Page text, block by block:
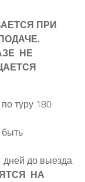
ПРИ
НЕ
туру 180
до выезда.
НА